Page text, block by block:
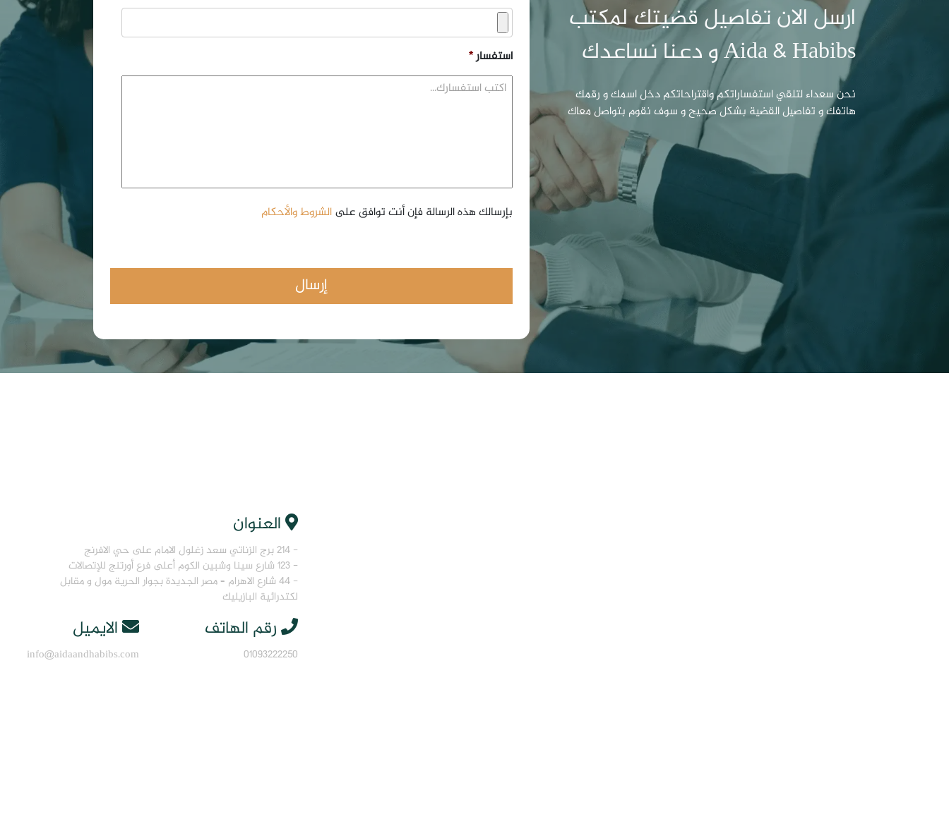
ارسل الان تفاصيل قضيتك لمكتب
Aida & Habibs و دعنا نساعدك
نحن سعداء لتلقي استفساراتكم واقتراحاتكم دخل اسمك و رقمك
هاتفك و تفاصيل القضية بشكل صحيح و سوف نقوم بتواصل معاك
بإرسالك هذه الرسالة فإن أنت توافق علىالشروط والأحكام
استفسار *
العنوان
- 214 برج الزناتي سعد زغلول الامام على حي الافرنج
- 123 شارع سينا وشبين الكوم أعلى فرع أورتنج للإتصالات
- 44 شارع الاهرام – مصر الجديدة بجوار الحرية مول و مقابل
لكتدرائية البازيليك
رقم الهاتف
01093222250
الايميل
info@aidaandhabibs.com